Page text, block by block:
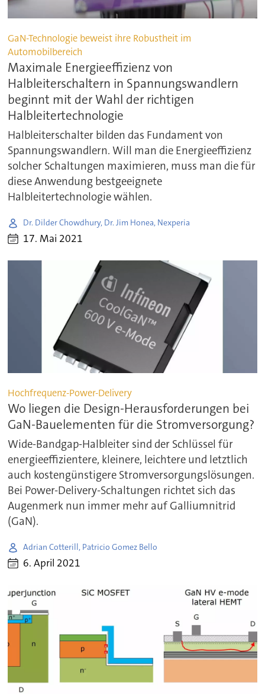
GaN-Technologie beweist ihre Robustheit im
Automobilbereich
Maximale Energieeffizienz von
Halbleiterschaltern in Spannungswandlern
beginnt mit der Wahl der richtigen
Halbleitertechnologie
Halbleiterschalter bilden das Fundament von
Spannungswandlern. Will man die Energieeffizienz
solcher Schaltungen maximieren, muss man die für
diese Anwendung bestgeeignete
Halbleitertechnologie wählen.
Dr. Dilder Chowdhury, Dr. Jim Honea, Nexperia
17. Mai 2021
Hochfrequenz-Power-Delivery
Wo liegen die Design-Herausforderungen bei
GaN-Bauelementen für die Stromversorgung?
Wide-Bandgap-Halbleiter sind der Schlüssel für
energieeffizientere, kleinere, leichtere und letztlich
auch kostengünstigere Stromversorgungslösungen.
Bei Power-Delivery-Schaltungen richtet sich das
Augenmerk nun immer mehr auf Galliumnitrid
(GaN).
Adrian Cotterill, Patricio Gomez Bello
6. April 2021